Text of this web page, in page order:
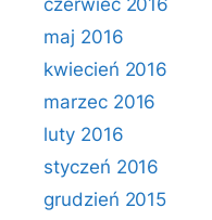
czerwiec 2016
maj 2016
kwiecień 2016
marzec 2016
luty 2016
styczeń 2016
grudzień 2015